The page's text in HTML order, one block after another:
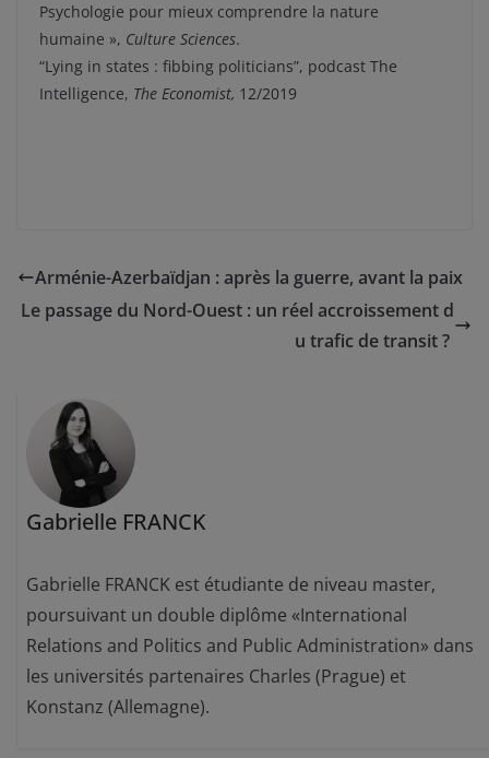
Psychologie pour mieux comprendre la nature
humaine », Culture Sciences.
“Lying in states : fibbing politicians”, podcast The
Intelligence, The Economist, 12/2019
Arménie-Azerbaïdjan : après la guerre, avant la paix
Le passage du Nord-Ouest : un réel accroissement d
u trafic de transit ?
Gabrielle FRANCK
Gabrielle FRANCK est étudiante de niveau master,
poursuivant un double diplôme «International
Relations and Politics and Public Administration» dans
les universités partenaires Charles (Prague) et
Konstanz (Allemagne).